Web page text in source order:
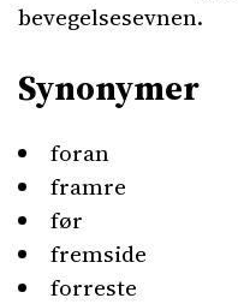
bevegelsesevnen.
Synonymer
foran
framre
før
fremside
forreste